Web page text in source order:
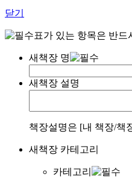
닫기
표가 있는 항목은 반드
새책장 명
새책장 설명
책장설명은 [내 책장/책
새책장 카테고리
카테고리